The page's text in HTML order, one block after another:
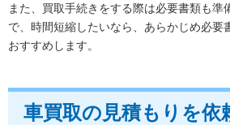
また、買取手続きをする際は必要書類も準
で、時間短縮したいなら、あらかじめ必要
おすすめします。
車買取の見積もりを依